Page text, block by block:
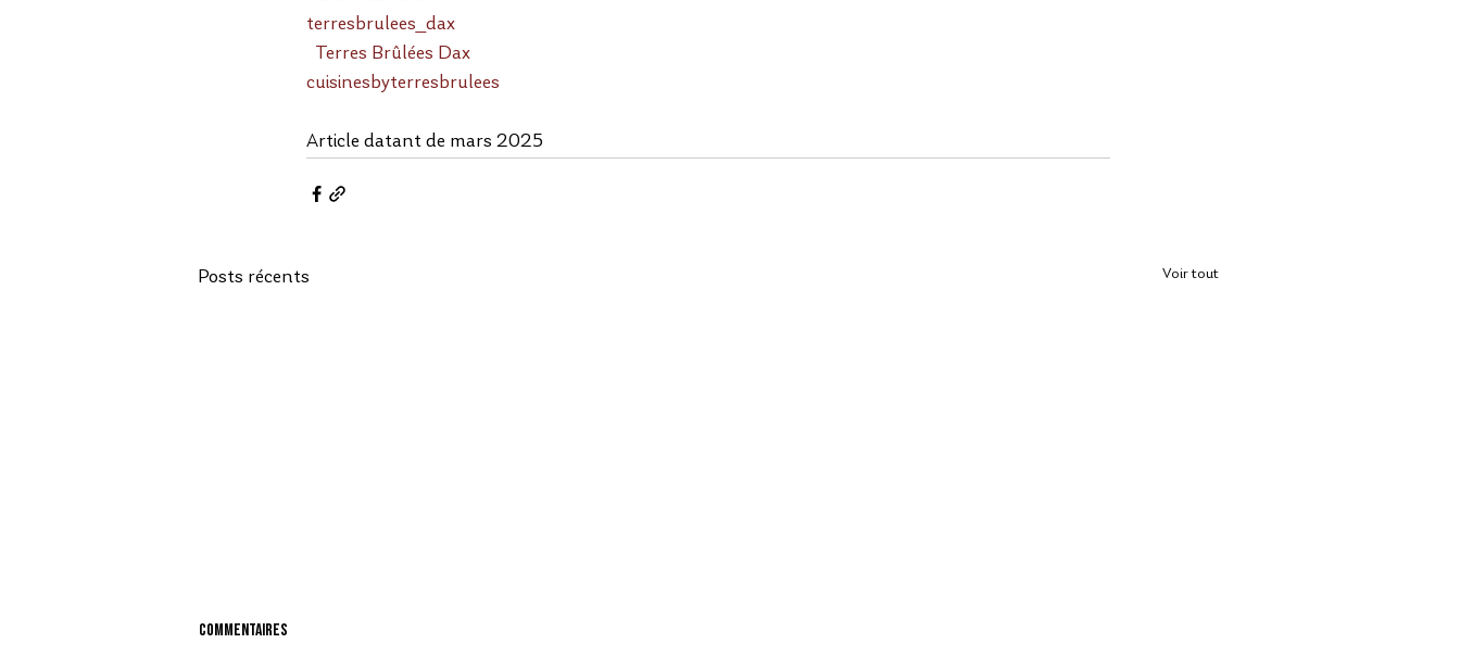
terresbrulees_dax
Terres Brûlées Dax
cuisinesbyterresbrulees
Article datant de mars 2025
Posts récents Voir tout
Commentaires